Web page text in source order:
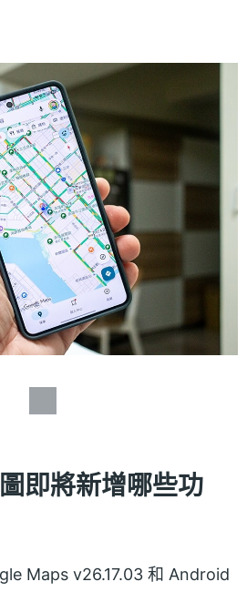
即將新增哪些功
Maps v26.17.03 和 Android